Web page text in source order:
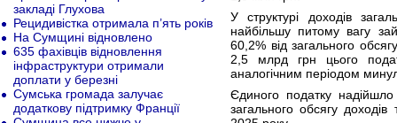
У структурі доходів
найбільшу питому вагу
60,2% від загального
2,5 млрд грн цього
аналогічним періодом
Єдиного податку
загального обсягу
закладі Глухова
Рецидивістка отримала п’ять років
На Сумщині відновлено
635 фахівців відновлення
інфраструктури отримали
доплати у березні
Сумська громада залучає
додаткову підтримку Франції